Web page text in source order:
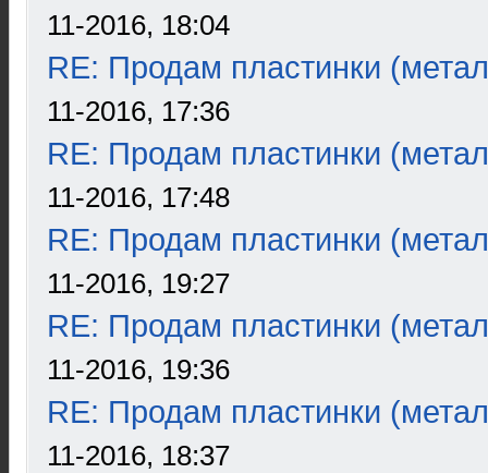
11-2016, 18:04
RE: Продам пластинки
11-2016, 17:36
RE: Продам пластинки
11-2016, 17:48
RE: Продам пластинки
11-2016, 19:27
RE: Продам пластинки
11-2016, 19:36
RE: Продам пластинки
11-2016, 18:37